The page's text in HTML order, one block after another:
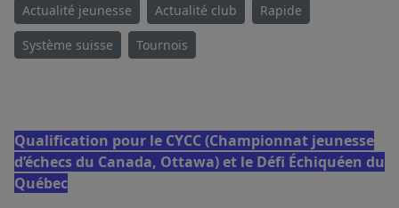
Actualité jeunesse Actualité club Rapide
Système suisse Tournois
Qualification pour le CYCC (Championnat jeunesse
d’échecs du Canada, Ottawa) et le Défi Échiquéen du
Québec